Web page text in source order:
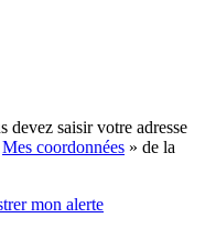
devez saisir votre adresse
Mes coordonnées » de la
mon alerte